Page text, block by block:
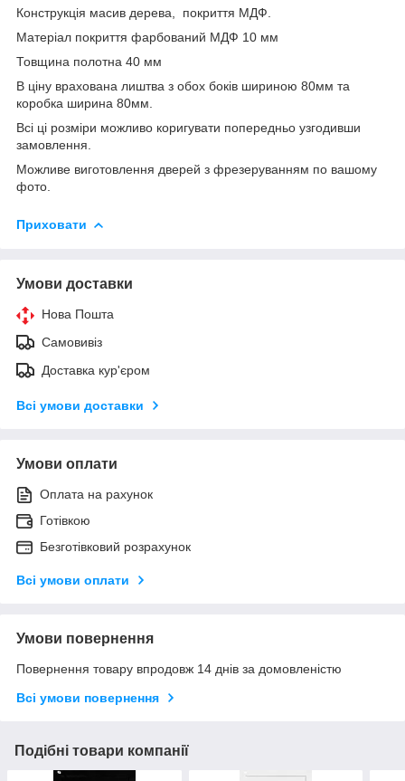
Конструкція масив дерева, покриття МДФ.
Матеріал покриття фарбований МДФ 10 мм
Товщина полотна 40 мм
В ціну врахована лиштва з обох боків шириною 80мм та
коробка ширина 80мм.
Всі ці розміри можливо коригувати попередньо узгодивши
замовлення.
Можливе виготовлення дверей з фрезеруванням по вашому
фото.
Приховати
Умови доставки
Нова Пошта
Самовивіз
Доставка кур'єром
Всі умови доставки
Умови оплати
Оплата на рахунок
Готівкою
Безготівковий розрахунок
Всі умови оплати
Умови повернення
Повернення товару впродовж 14 днів за домовленістю
Всі умови повернення
Подібні товари компанії